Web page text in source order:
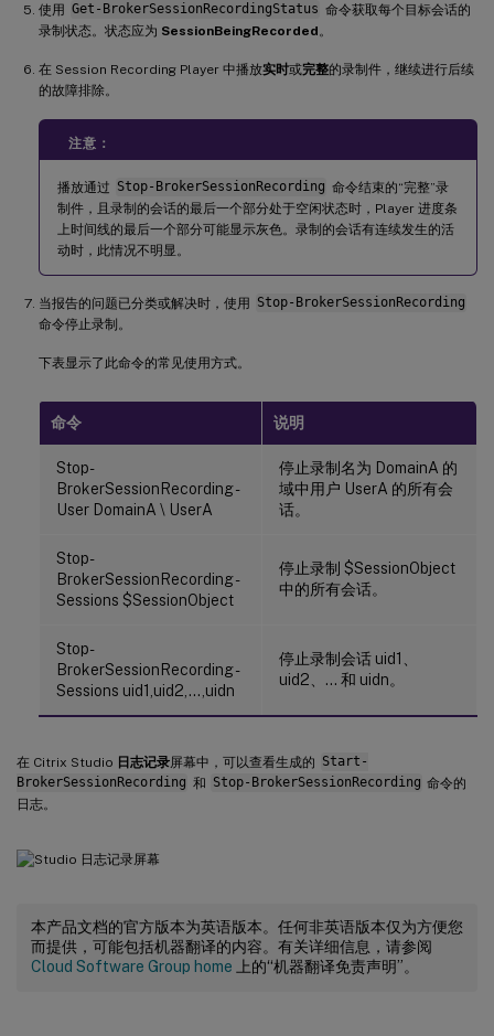
使用 Get-BrokerSessionRecordingStatus 命令获取每个目标会话的
录制状态。状态应为 SessionBeingRecorded 。
在 Session Recording Player 中播放实时或完整的录制件，继续进行后续
的故障排除。
注意：
播放通过 Stop-BrokerSessionRecording 命令结束的“完整”录
制件，且录制的会话的最后一个部分处于空闲状态时，Player 进度条
上时间线的最后一个部分可能显示灰色。录制的会话有连续发生的活
动时，此情况不明显。
当报告的问题已分类或解决时，使用 Stop-BrokerSessionRecording
命令停止录制。
下表显示了此命令的常见使用方式。
命令 说明
Stop-
BrokerSessionRecording -
User DomainA \ UserA
停止录制名为 DomainA 的
域中用户 UserA 的所有会
话。
Stop-
BrokerSessionRecording -
Sessions $SessionObject
停止录制 $SessionObject
中的所有会话。
Stop-
BrokerSessionRecording -
Sessions uid1,uid2,…,uidn
停止录制会话 uid1、
uid2、… 和 uidn。
在 Citrix Studio 日志记录屏幕中，可以查看生成的 Start-
BrokerSessionRecording 和 Stop-BrokerSessionRecording 命令的
日志。
本产品文档的官方版本为英语版本。任何非英语版本仅为方便您
而提供，可能包括机器翻译的内容。有关详细信息，请参阅
Cloud Software Group home 上的“机器翻译免责声明”。